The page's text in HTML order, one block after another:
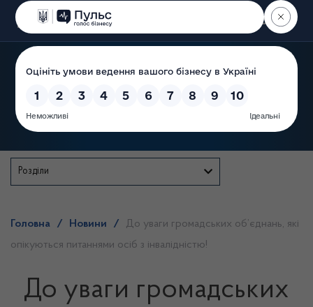
Пошук
Розділи
Головна / Новини /
До уваги громадських об’єднань, які
опікуються питаннями осіб з інвалідністю!
До уваги громадських